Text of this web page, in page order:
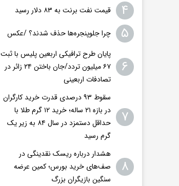
۴ قیمت نفت برنت به ۸۳ دلار رسید
۵ چرا جلوپنجره‌ها حذف شدند؟ /عکس
۶
پایان طرح ترافیکی اربعین پلیس با ثبت
۶۷ میلیون تردد/جان باختن ۲۴ زائر در
تصادفات اربعینی
۷
سقوط ۹۳ درصدی قدرت خرید کارگران
در بازه ۲۱ ساله؛ خرید ۱۲ گرم طلا با
حداقل دستمزد در سال ۸۴ به زیر یک
گرم رسید
۸
هشدار درباره ریسک نقدینگی در
صف‌های خرید بورس؛ کمین عرضه
سنگین بازیگران بزرگ